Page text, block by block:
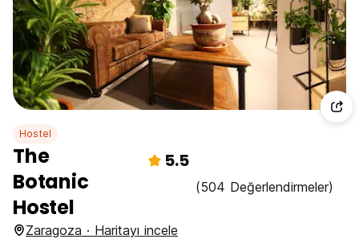
Hostel
The
Botanic
Hostel
5.5
(504 Değerlendirmeler)
Zaragoza · Haritayı incele